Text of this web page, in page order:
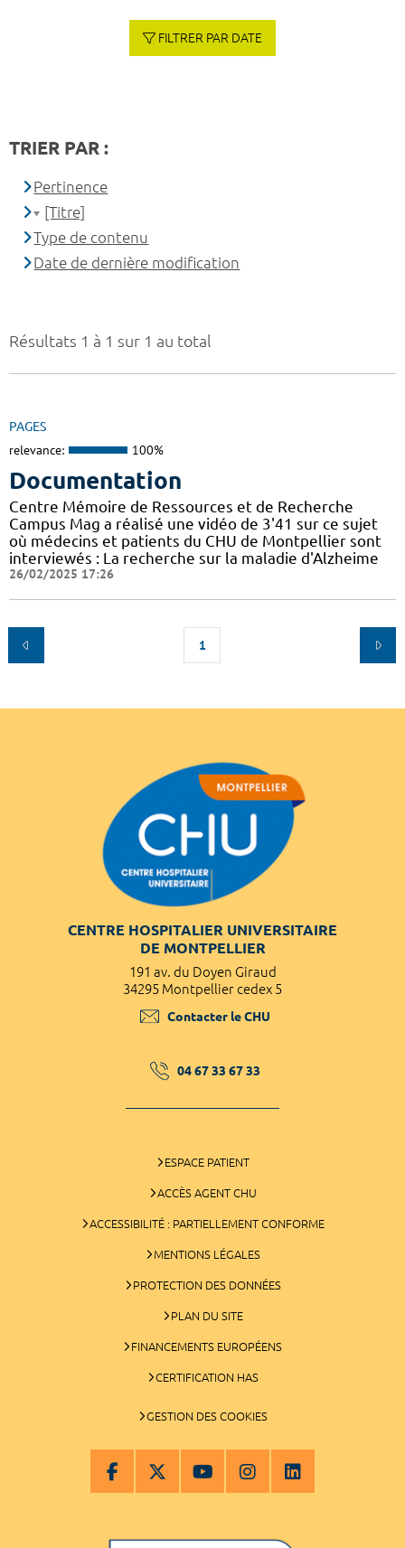
Résultats 1 à 1 sur 1 au total
PAGES
relevance: 100%
Documentation
Centre Mémoire de Ressources et de Recherche
Campus Mag a réalisé une vidéo de 3'41 sur ce sujet
où médecins et patients du CHU de Montpellier sont
interviewés : La recherche sur la maladie d'Alzheime
26/02/2025 17:26
1
FILTRER PAR DATE
TRIER PAR :
Pertinence
[Titre]
Type de contenu
Date de dernière modification
CENTRE HOSPITALIER UNIVERSITAIRE
DE MONTPELLIER
191 av. du Doyen Giraud
34295 Montpellier cedex 5
Contacter le CHU
04 67 33 67 33
ESPACE PATIENT
ACCÈS AGENT CHU
ACCESSIBILITÉ : PARTIELLEMENT CONFORME
MENTIONS LÉGALES
PROTECTION DES DONNÉES
PLAN DU SITE
FINANCEMENTS EUROPÉENS
CERTIFICATION HAS
GESTION DES COOKIES